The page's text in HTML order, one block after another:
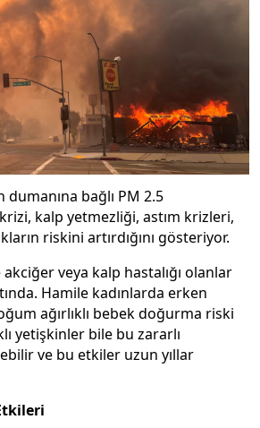
dumanına bağlı PM 2.5
kalp yetmezliği, astım krizleri,
riskini artırdığını gösteriyor.
akciğer veya kalp hastalığı olanlar
Hamile kadınlarda erken
ağırlıklı bebek doğurma riski
yetişkinler bile bu zararlı
ve bu etkiler uzun yıllar